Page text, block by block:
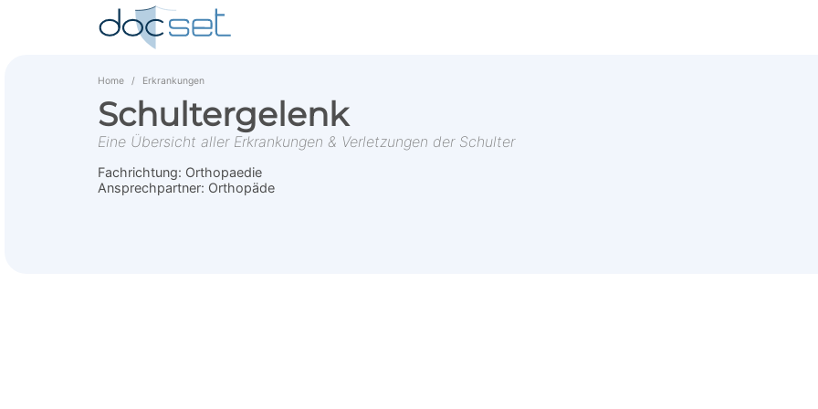
Home Erkrankungen
Schultergelenk
Eine Übersicht aller Erkrankungen & Verletzungen der Schulter
Fachrichtung: Orthopaedie
Ansprechpartner: Orthopäde